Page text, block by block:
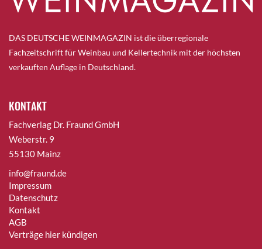
DAS DEUTSCHE WEINMAGAZIN ist die überregionale
Fachzeitschrift für Weinbau und Kellertechnik mit der höchsten
verkauften Auflage in Deutschland.
KONTAKT
Fachverlag Dr. Fraund GmbH
Weberstr. 9
55130 Mainz
info@fraund.de
Impressum
Datenschutz
Kontakt
AGB
Verträge hier kündigen